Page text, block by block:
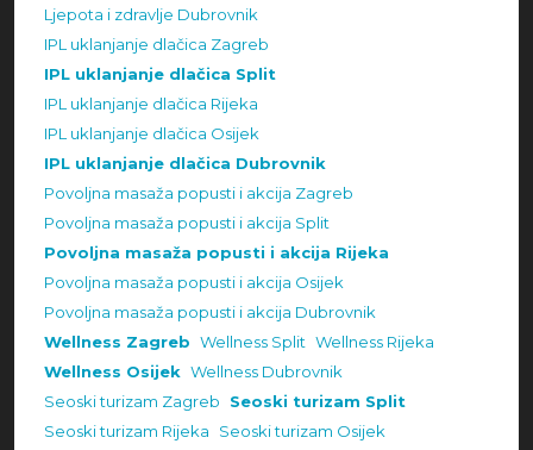
Ljepota i zdravlje Dubrovnik
IPL uklanjanje dlačica Zagreb
IPL uklanjanje dlačica Split
IPL uklanjanje dlačica Rijeka
IPL uklanjanje dlačica Osijek
IPL uklanjanje dlačica Dubrovnik
Povoljna masaža popusti i akcija Zagreb
Povoljna masaža popusti i akcija Split
Povoljna masaža popusti i akcija Rijeka
Povoljna masaža popusti i akcija Osijek
Povoljna masaža popusti i akcija Dubrovnik
Wellness Zagreb Wellness Split Wellness Rijeka
Wellness Osijek Wellness Dubrovnik
Seoski turizam Zagreb
Seoski turizam Split
Seoski turizam Rijeka
Seoski turizam Osijek